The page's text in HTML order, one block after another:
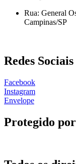
Rua: General
Campinas/SP
Redes Sociais
Facebook
Instagram
Envelope
Protegido por